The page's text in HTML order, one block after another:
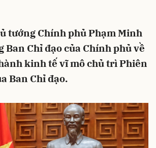
tướng Chính phủ Phạm Minh
Ban Chỉ đạo của Chính phủ về
kinh tế vĩ mô chủ trì Phiên
Ban Chỉ đạo.